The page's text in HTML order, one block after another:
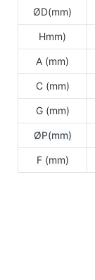
ØD(mm)
Hmm)
A (mm)
C (mm)
G (mm)
ØP(mm)
F (mm)